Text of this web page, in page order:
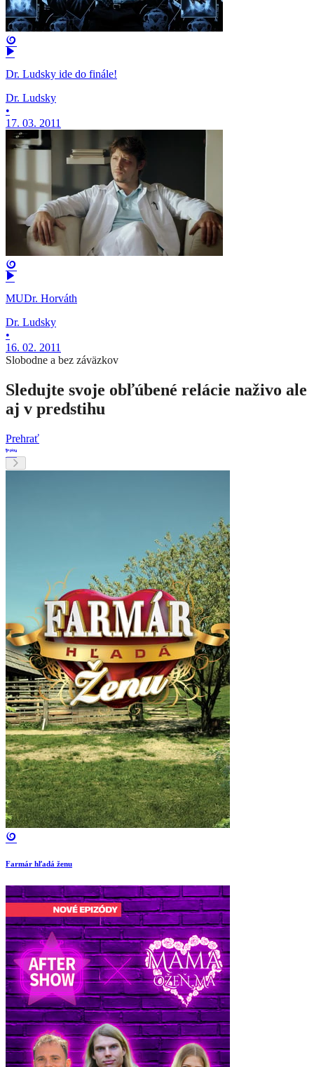
Dr. Ludsky ide do finále!
Dr. Ludsky
•
17. 03. 2011
MUDr. Horváth
Dr. Ludsky
•
16. 02. 2011
Slobodne a bez záväzkov
Sledujte svoje obľúbené relácie naživo ale
aj v predstihu
Prehrať
Farmár hľadá ženu